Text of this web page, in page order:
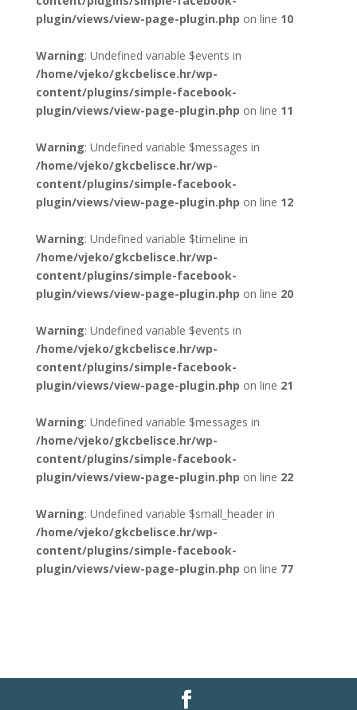
plugin/views/view-page-plugin.php on line 10
Warning: Undefined variable $events in
/home/vjeko/gkcbelisce.hr/wp-
content/plugins/simple-facebook-
plugin/views/view-page-plugin.php on line 11
Warning: Undefined variable $messages in
/home/vjeko/gkcbelisce.hr/wp-
content/plugins/simple-facebook-
plugin/views/view-page-plugin.php on line 12
Warning: Undefined variable $timeline in
/home/vjeko/gkcbelisce.hr/wp-
content/plugins/simple-facebook-
plugin/views/view-page-plugin.php on line 20
Warning: Undefined variable $events in
/home/vjeko/gkcbelisce.hr/wp-
content/plugins/simple-facebook-
plugin/views/view-page-plugin.php on line 21
Warning: Undefined variable $messages in
/home/vjeko/gkcbelisce.hr/wp-
content/plugins/simple-facebook-
plugin/views/view-page-plugin.php on line 22
Warning: Undefined variable $small_header in
/home/vjeko/gkcbelisce.hr/wp-
content/plugins/simple-facebook-
plugin/views/view-page-plugin.php on line 77